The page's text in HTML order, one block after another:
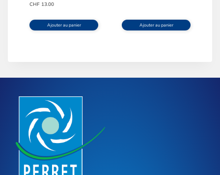
la
produit
CHF 13.00
Ajouter au panier Ajouter au panier